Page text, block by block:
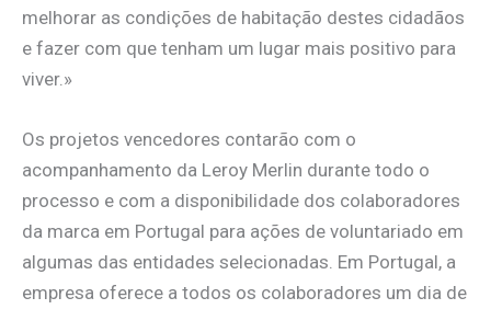
melhorar as condições de habitação destes cidadãos
e fazer com que tenham um lugar mais positivo para
viver.»
Os projetos vencedores contarão com o
acompanhamento da Leroy Merlin durante todo o
processo e com a disponibilidade dos colaboradores
da marca em Portugal para ações de voluntariado em
algumas das entidades selecionadas. Em Portugal, a
empresa oferece a todos os colaboradores um dia de